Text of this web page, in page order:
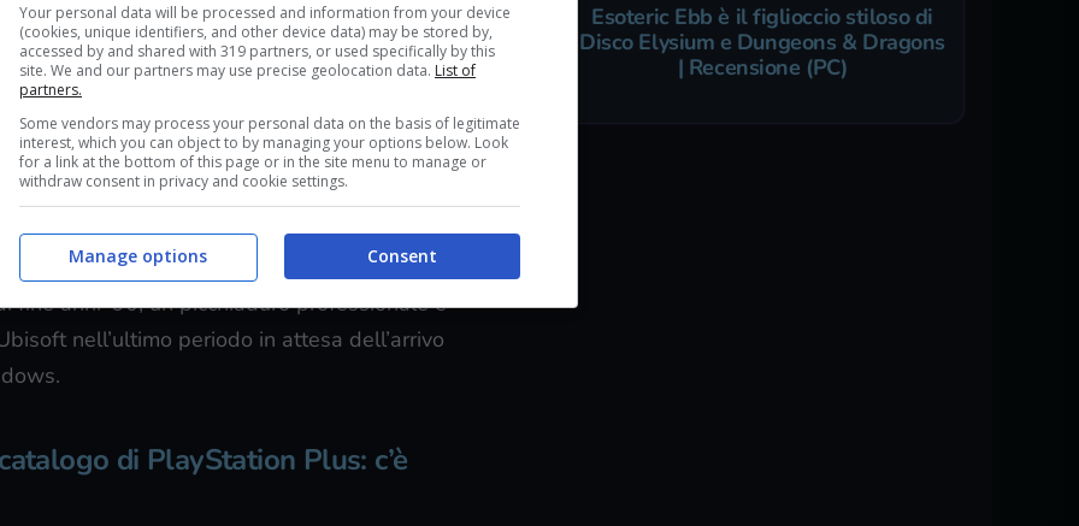
Playstation Plus – Player.it
del mese di marzo sono presenti titoli molto
anni ’90, un picchiaduro professionale e
nell’ultimo periodo in attesa dell’arrivo
di PlayStation Plus: c’è
Esoteric Ebb è il figlioccio stiloso di
Disco Elysium e Dungeons & Dragons
| Recensione (PC)
Your personal data will be processed and information from your device
(cookies, unique identifiers, and other device data) may be stored by,
accessed by and shared with 319 partners, or used specifically by this
site. We and our partners may use precise geolocation data. List of
partners.
Some vendors may process your personal data on the basis of legitimate
interest, which you can object to by managing your options below. Look
for a link at the bottom of this page or in the site menu to manage or
withdraw consent in privacy and cookie settings.
Consent
Manage options